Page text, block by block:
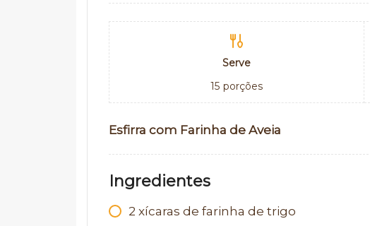
Serve
15 porções
Esfirra com Farinha de Aveia
Ingredientes
2 xícaras de farinha de trigo